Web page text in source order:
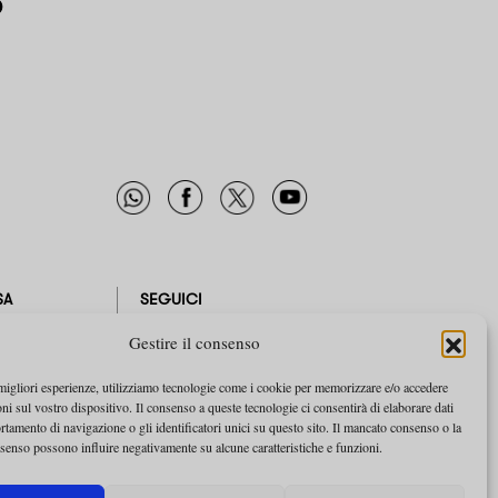
Gestire il consenso
esperienze, utilizziamo tecnologie come i cookie per memorizzare e/o accedere
sul vostro dispositivo. Il consenso a queste tecnologie ci consentirà di elaborare dati
di navigazione o gli identificatori unici su questo sito. Il mancato consenso o la
possono influire negativamente su alcune caratteristiche e funzioni.
SEGUICI
NEWSLETTER
TWITTER
YOUTUBE